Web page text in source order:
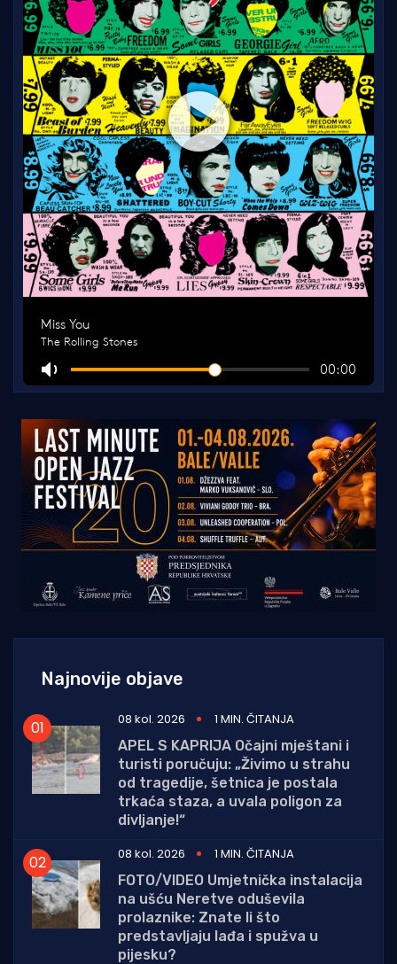
Najnovije objave
08 kol. 2026
1 MIN. ČITANJA
APEL S KAPRIJA Očajni mještani i
turisti poručuju: „Živimo u strahu
od tragedije, šetnica je postala
trkaća staza, a uvala poligon za
divljanje!“
08 kol. 2026
1 MIN. ČITANJA
FOTO/VIDEO Umjetnička instalacija
na ušću Neretve oduševila
prolaznike: Znate li što
predstavljaju lađa i spužva u
pijesku?